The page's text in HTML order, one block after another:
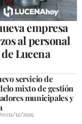
empresa
al personal
Lucena
servicio de
mixto de gestión
municipales y
11/12/2025